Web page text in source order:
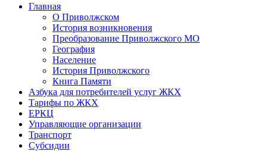
Главная
О Приволжском
История возникновения
Преобразование Приволжского МО
География
Население
История Приволжского
Книга Памяти
Азбука для потребителей услуг ЖКХ
Тарифы по ЖКХ
ЕРКЦ
Управляющие организации
Транспорт
Субсидии